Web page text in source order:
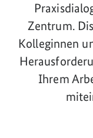
Zentrum.
Kolleginnen
Ihrem